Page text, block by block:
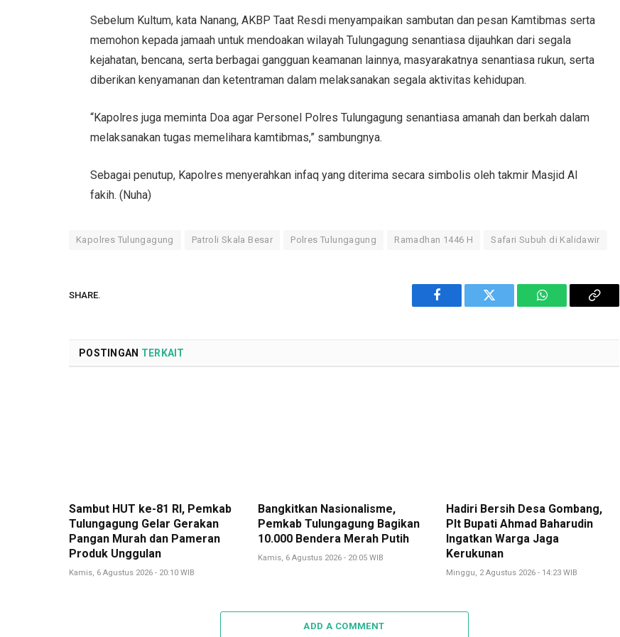
Sebelum Kultum, kata Nanang, AKBP Taat Resdi menyampaikan sambutan dan pesan Kamtibmas serta
memohon kepada jamaah untuk mendoakan wilayah Tulungagung senantiasa dijauhkan dari segala
kejahatan, bencana, serta berbagai gangguan keamanan lainnya, masyarakatnya senantiasa rukun, serta
diberikan kenyamanan dan ketentraman dalam melaksanakan segala aktivitas kehidupan.
“Kapolres juga meminta Doa agar Personel Polres Tulungagung senantiasa amanah dan berkah dalam
melaksanakan tugas memelihara kamtibmas,” sambungnya.
Sebagai penutup, Kapolres menyerahkan infaq yang diterima secara simbolis oleh takmir Masjid Al
fakih. (Nuha)
Kapolres Tulungagung Patroli Skala Besar Polres Tulungagung Ramadhan 1446 H Safari Subuh di Kalidawir
SHARE.
Facebook Twitter WhatsAppCopy
POSTINGAN TERKAIT
Sambut HUT ke-81 RI, Pemkab
Tulungagung Gelar Gerakan
Pangan Murah dan Pameran
Produk Unggulan
Kamis, 6 Agustus 2026 - 20:10 WIB
Bangkitkan Nasionalisme,
Pemkab Tulungagung Bagikan
10.000 Bendera Merah Putih
Kamis, 6 Agustus 2026 - 20:05 WIB
Hadiri Bersih Desa Gombang,
Plt Bupati Ahmad Baharudin
Ingatkan Warga Jaga
Kerukunan
Minggu, 2 Agustus 2026 - 14:23 WIB
ADD A COMMENT